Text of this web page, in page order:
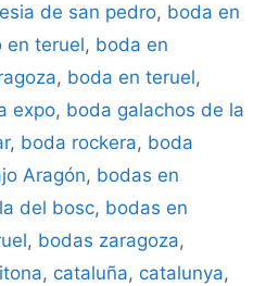
de san pedro, boda en
en teruel, boda en
, boda en teruel,
expo, boda galachos de la
, boda rockera, boda
Aragón, bodas en
del bosc, bodas en
, bodas zaragoza,
, cataluña, catalunya,